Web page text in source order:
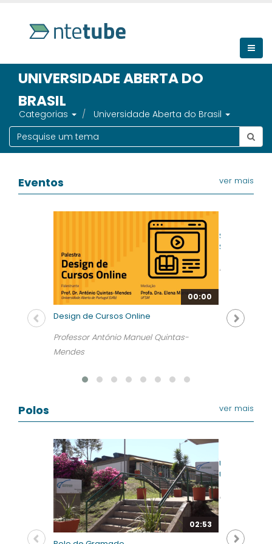
UNIVERSIDADE ABERTA DO
BRASIL
Categorias Universidade Aberta do Brasil
ver mais
Eventos
00:00
Design de Cursos Online
Professor António Manuel Quintas-
Mendes
Semana
Sobradinho
NTE
ver mais
Polos
02:53
Uma visita
UFSM/UAB
NTE